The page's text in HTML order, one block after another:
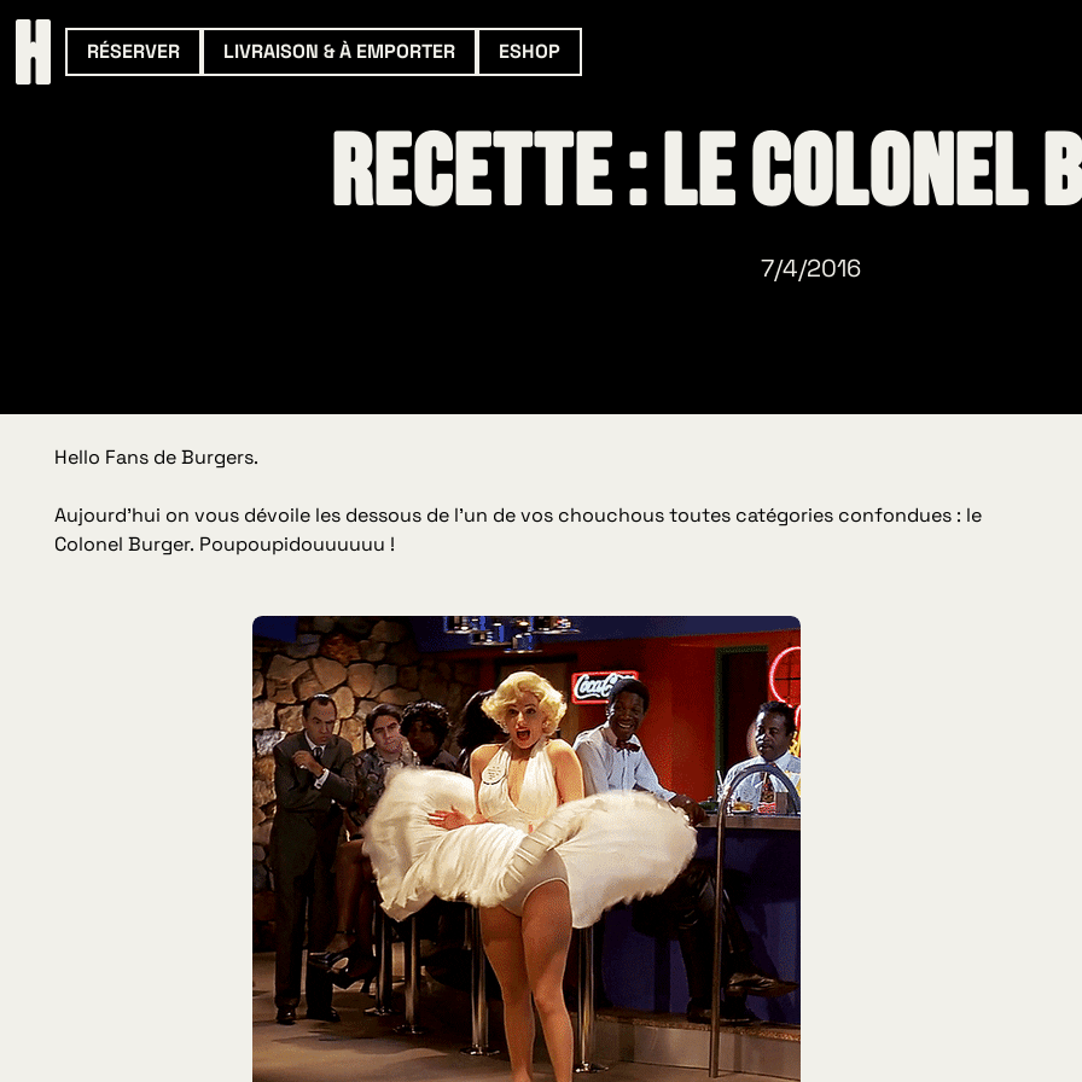
RÉSERVER LIVRAISON & À EMPORTER ESHOP
Recette : le Colonel
7/4/2016
Hello Fans de Burgers.
Aujourd’hui on vous dévoile les dessous de l’un de vos chouchous toutes catégories confondues : le
Colonel Burger. Poupoupidouuuuuu !